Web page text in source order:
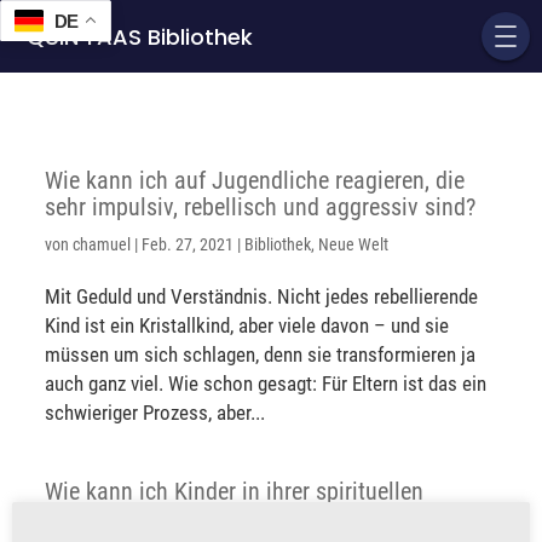
QUIN'TAAS Bibliothek
Wie kann ich auf Jugendliche reagieren, die
sehr impulsiv, rebellisch und aggressiv sind?
vonchamuel | Feb. 27, 2021 | Bibliothek, Neue Welt
Mit Geduld und Verständnis. Nicht jedes rebellierende
Kind ist ein Kristallkind, aber viele davon – und sie
müssen um sich schlagen, denn sie transformieren ja
auch ganz viel. Wie schon gesagt: Für Eltern ist das ein
schwieriger Prozess, aber...
Wie kann ich Kinder in ihrer spirituellen
DE